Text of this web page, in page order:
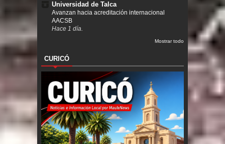
Universidad de Talca
Avanzan hacia acreditación internacional
AACSB
Hace 1 día.
Mostrar todo
CURICÓ